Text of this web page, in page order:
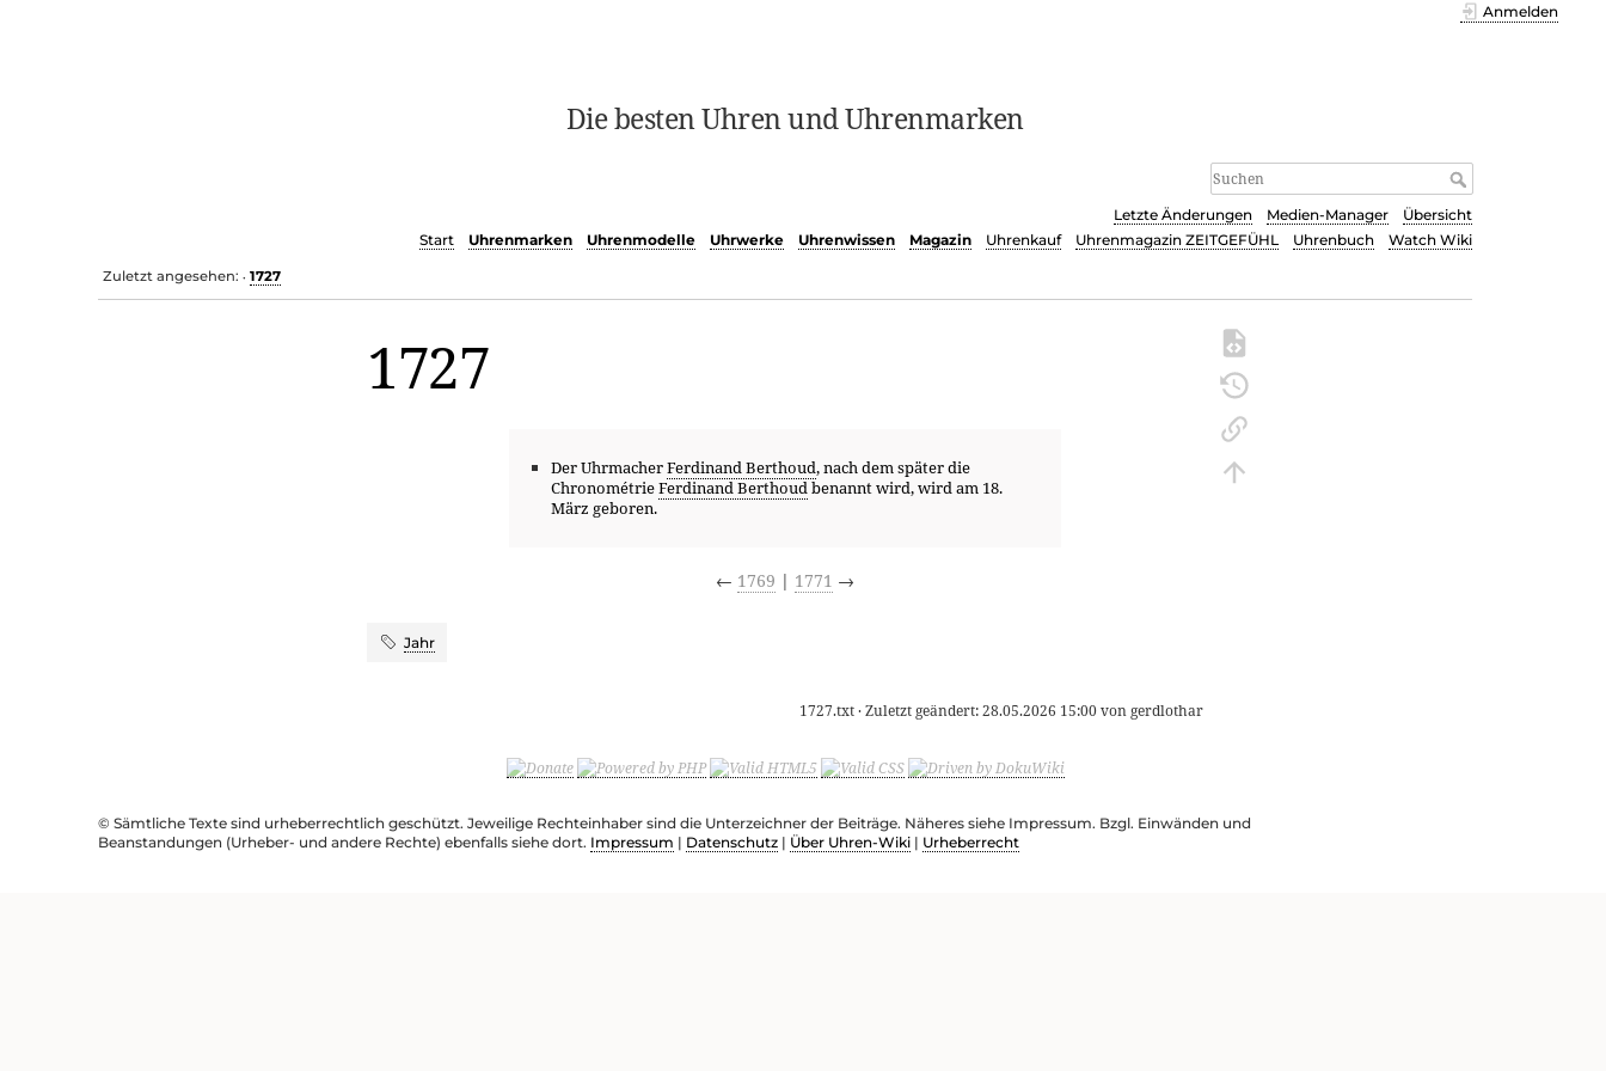
Die besten Uhren und Uhrenmarken
Anmelden
Letzte Änderungen Medien-Manager
Übersicht
Start
Uhrenmarken Uhrenmodelle Uhrwerke Uhrenwissen Magazin Uhrenkauf Uhrenmagazin ZEITGEFÜHL Uhrenbuch Watch Wiki
Zuletzt angesehen: • 1727
1727
Der UhrmacherFerdinand Berthoud, nach dem später die
ChronométrieFerdinand Berthoudbenannt wird, wird am 18.
März geboren.
← 1769 | 1771 →
Jahr
1727.txt· Zuletzt geändert:28.05.2026 15:00vongerdlothar
© Sämtliche Texte sind urheberrechtlich geschützt. Jeweilige Rechteinhaber sind die Unterzeichner der Beiträge. Näheres siehe Impressum. Bzgl. Einwänden und
Beanstandungen (Urheber- und andere Rechte) ebenfalls siehe dort. Impressum | Datenschutz | Über Uhren-Wiki | Urheberrecht